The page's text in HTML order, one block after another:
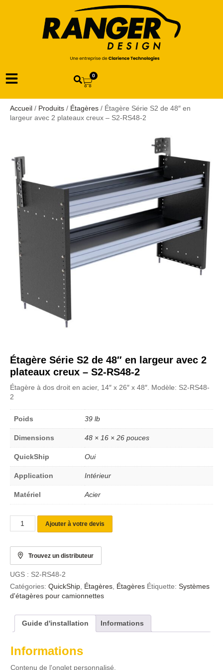
0
Accueil / Produits / Étagères / Étagère Série S2 de 48″ en
largeur avec 2 plateaux creux – S2-RS48-2
Étagère Série S2 de 48″ en largeur avec 2
plateaux creux – S2-RS48-2
Étagère à dos droit en acier, 14″ x 26″ x 48″. Modèle: S2-RS48-
2
Poids 39 lb
Dimensions 48 × 16 × 26 pouces
QuickShip Oui
Application Intérieur
Matériel Acier
Ajouter à votre devis
Trouvez un distributeur
UGS : S2-RS48-2
Catégories: QuickShip, Étagères, Étagères Étiquette: Systèmes
d'étagères pour camionnettes
Guide d'installation Informations
Informations
Contenu de l'onglet personnalisé.